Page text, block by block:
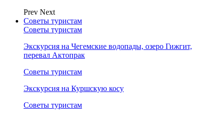
Prev Next
Советы туристам
Советы туристам
Экскурсия на Чегемские водопады, озеро Гижгит,
перевал Актопрак
Советы туристам
Экскурсия на Куршскую косу
Советы туристам